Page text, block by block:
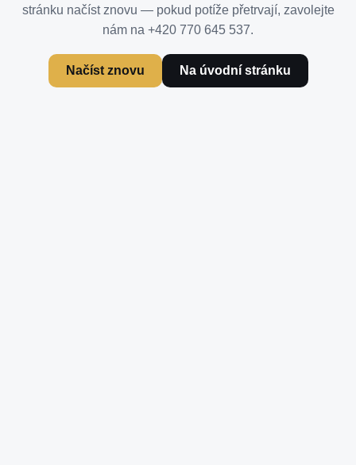
stránku načíst znovu — pokud potíže přetrvají, zavolejte
nám na +420 770 645 537.
Načíst znovu Na úvodní stránku